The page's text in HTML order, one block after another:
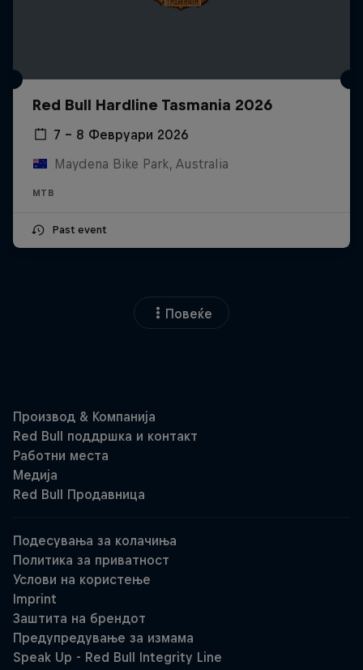
Red Bull Hardline Tasmania 2026
7 – 8 Февруари 2026
Maydena Bike Park, Australia
MTB
Past event
Повеќе